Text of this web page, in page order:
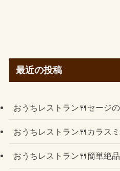
最近の投稿
おうちレストラン🍴セージ
おうちレストラン🍴カラス
おうちレストラン🍴簡単絶